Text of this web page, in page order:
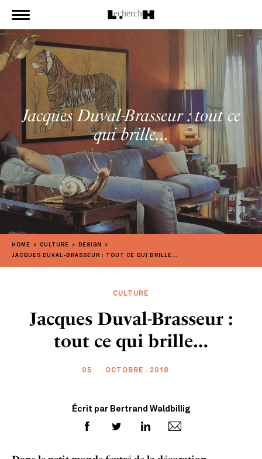
Jacques Duval-Brasseur : tout ce
qui brille…
HOME CULTURE
DESIGN
JACQUES DUVAL-BRASSEUR : TOUT CE QUI BRILLE…
CULTURE
Jacques Duval-Brasseur :
tout ce qui brille…
05 OCTOBRE . 2018
Écrit par Bertrand Waldbillig